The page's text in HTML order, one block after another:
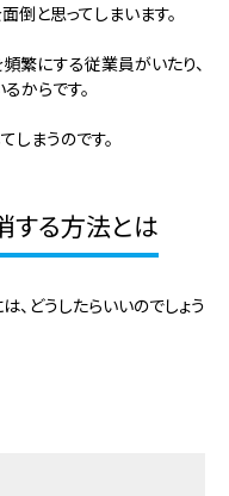
と思ってしまいます。
繁にする従業員がいたり、
からです。
しまうのです。
する方法とは
どうしたらいいのでしょう